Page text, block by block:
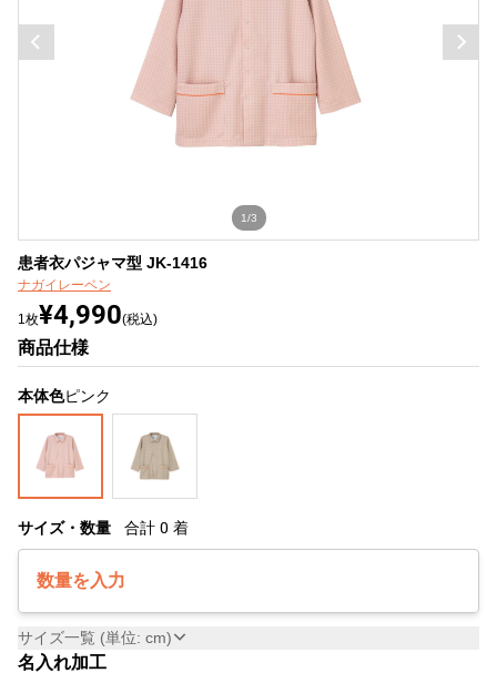
1/3
患者衣パジャマ型 JK-1416
ナガイレーベン
1枚¥4,990(税込)
商品仕様
本体色ピンク
サイズ・数量 合計 0 着
数量を入力
サイズ一覧 (単位: cm)
名入れ加工